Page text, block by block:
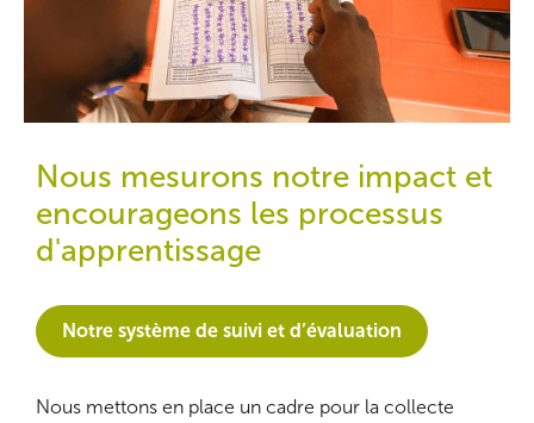
Nous mesurons notre impact et
encourageons les processus
d'apprentissage
Notre système de suivi et d’évaluation
Nous mettons en place un cadre pour la collecte